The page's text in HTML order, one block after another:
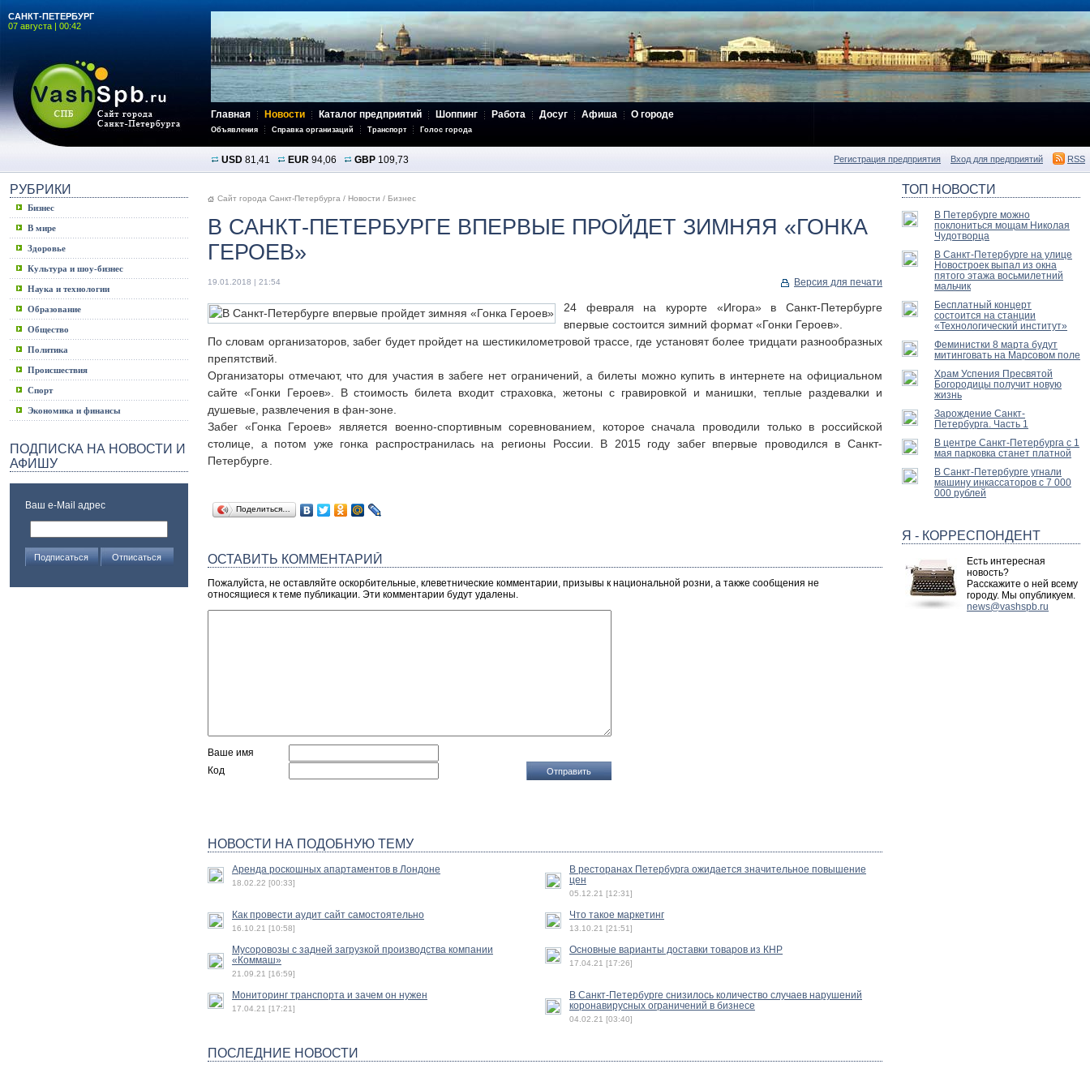
САНКТ-ПЕТЕРБУРГ
07 августа | 00:42
Главная Новости Каталог предприятий Шоппинг Работа Досуг Афиша О городе
Объявления Справка организаций Транспорт Голос города
USD 81,41 EUR 94,06 GBP 109,73 Регистрация предприятия Вход для предприятий RSS
РУБРИКИ
Бизнес
В мире
Здоровье
Культура и шоу-бизнес
Наука и технологии
Образование
Общество
Политика
Происшествия
Спорт
Экономика и финансы
ПОДПИСКА НА НОВОСТИ И
АФИШУ
Ваш e-Mail адрес
Сайт города Санкт-Петербурга / Новости / Бизнес
В САНКТ-ПЕТЕРБУРГЕ ВПЕРВЫЕ ПРОЙДЕТ ЗИМНЯЯ «ГОНКА
ГЕРОЕВ»
19.01.2018 | 21:54 Версия для печати
24 февраля на курорте «Игора» в Санкт-Петербурге
впервые состоится зимний формат «Гонки Героев».
По словам организаторов, забег будет пройдет на шестикилометровой трассе, где установят более тридцати разнообразных
препятствий.
Организаторы отмечают, что для участия в забеге нет ограничений, а билеты можно купить в интернете на официальном
сайте «Гонки Героев». В стоимость билета входит страховка, жетоны с гравировкой и манишки, теплые раздевалки и
душевые, развлечения в фан-зоне.
Забег «Гонка Героев» является военно-спортивным соревнованием, которое сначала проводили только в российской
столице, а потом уже гонка распространилась на регионы России. В 2015 году забег впервые проводился в Санкт-
Петербурге.
Поделиться…
ОСТАВИТЬ КОММЕНТАРИЙ
Пожалуйста, не оставляйте оскорбительные, клеветнические комментарии, призывы к национальной розни, а также сообщения не
относящиеся к теме публикации. Эти комментарии будут удалены.
Ваше имя
Код
НОВОСТИ НА ПОДОБНУЮ ТЕМУ
Аренда роскошных апартаментов в Лондоне
18.02.22 [00:33]
В ресторанах Петербурга ожидается значительное повышение
цен
05.12.21 [12:31]
Как провести аудит сайт самостоятельно
16.10.21 [10:58]
Что такое маркетинг
13.10.21 [21:51]
Мусоровозы с задней загрузкой производства компании
«Коммаш»
21.09.21 [16:59]
Основные варианты доставки товаров из КНР
17.04.21 [17:26]
Мониторинг транспорта и зачем он нужен
17.04.21 [17:21]
В Санкт-Петербурге снизилось количество случаев нарушений
коронавирусных ограничений в бизнесе
04.02.21 [03:40]
ПОСЛЕДНИЕ НОВОСТИ
ТОП НОВОСТИ
В Петербурге можно
поклониться мощам Николая
Чудотворца
В Санкт-Петербурге на улице
Новостроек выпал из окна
пятого этажа восьмилетний
мальчик
Бесплатный концерт
состоится на станции
«Технологический институт»
Феминистки 8 марта будут
митинговать на Марсовом поле
Храм Успения Пресвятой
Богородицы получит новую
жизнь
Зарождение Санкт-
Петербурга. Часть 1
В центре Санкт-Петербурга с 1
мая парковка станет платной
В Санкт-Петербурге угнали
машину инкассаторов с 7 000
000 рублей
Я - КОРРЕСПОНДЕНТ
Есть интересная
новость?
Расскажите о ней всему
городу. Мы опубликуем.
news@vashspb.ru